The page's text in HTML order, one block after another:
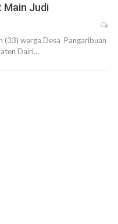
Main Judi
(33) warga Desa Pangaribuan
Dairi…